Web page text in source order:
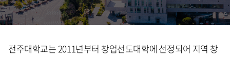
전주대학교는 2011년부터 창업선도대학에 선정되어 지역 창